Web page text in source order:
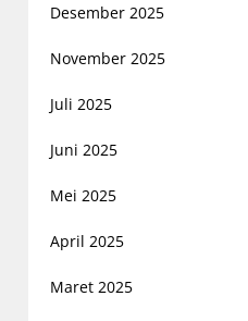
Desember 2025
November 2025
Juli 2025
Juni 2025
Mei 2025
April 2025
Maret 2025